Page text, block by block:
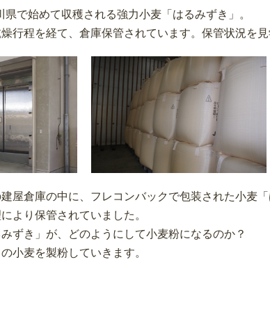
で始めて収穫される強力小麦「はるみずき」。
行程を経て、倉庫保管されています。保管状況を見
屋倉庫の中に、フレコンバックで包装された小麦「
より保管されていました。
ずき」が、どのようにして小麦粉になるのか？
小麦を製粉していきます。